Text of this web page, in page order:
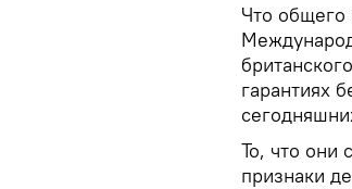
Что общего
гарантиях
То, что они
признаки